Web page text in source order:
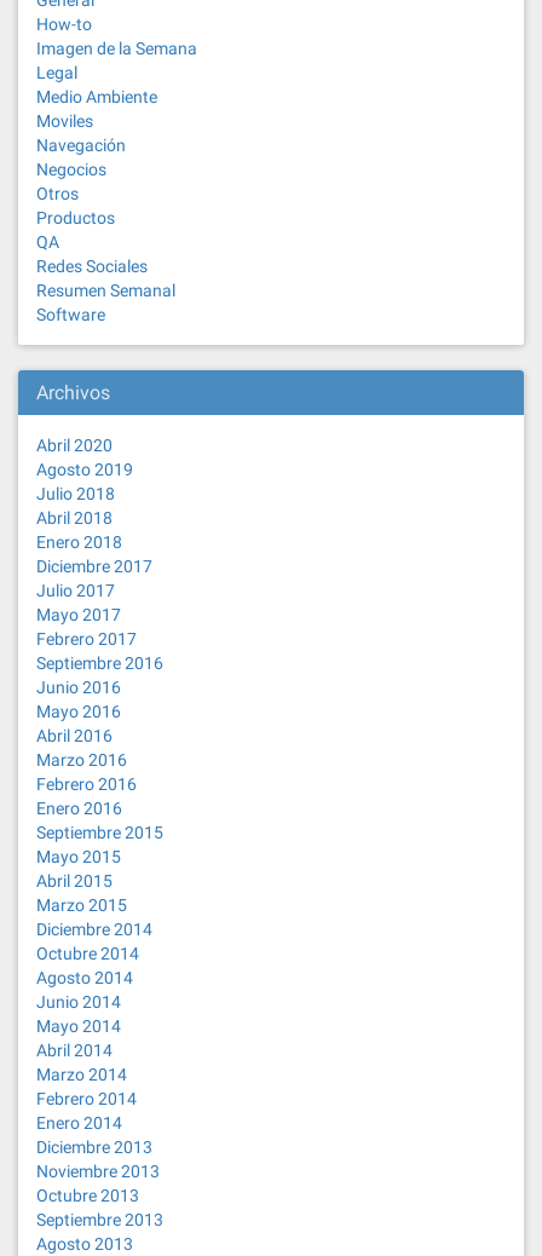
How-to
Imagen de la Semana
Legal
Medio Ambiente
Moviles
Navegación
Negocios
Otros
Productos
QA
Redes Sociales
Resumen Semanal
Software
Archivos
Abril 2020
Agosto 2019
Julio 2018
Abril 2018
Enero 2018
Diciembre 2017
Julio 2017
Mayo 2017
Febrero 2017
Septiembre 2016
Junio 2016
Mayo 2016
Abril 2016
Marzo 2016
Febrero 2016
Enero 2016
Septiembre 2015
Mayo 2015
Abril 2015
Marzo 2015
Diciembre 2014
Octubre 2014
Agosto 2014
Junio 2014
Mayo 2014
Abril 2014
Marzo 2014
Febrero 2014
Enero 2014
Diciembre 2013
Noviembre 2013
Octubre 2013
Septiembre 2013
Agosto 2013